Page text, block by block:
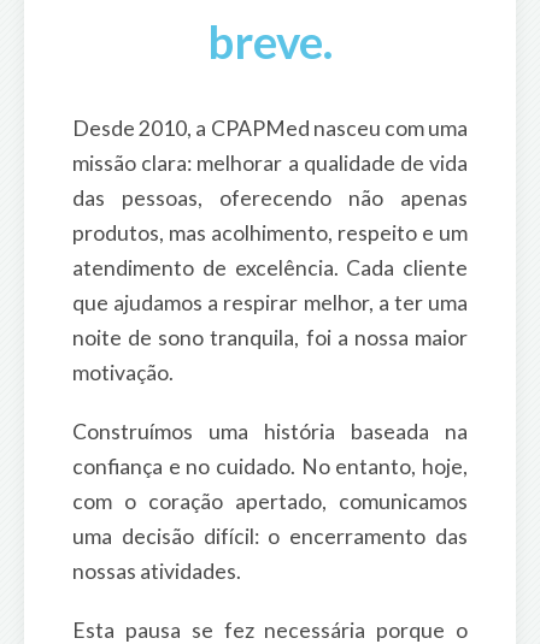
breve.
Desde 2010, a CPAPMed nasceu com uma
missão clara: melhorar a qualidade de vida
das pessoas, oferecendo não apenas
produtos, mas acolhimento, respeito e um
atendimento de excelência. Cada cliente
que ajudamos a respirar melhor, a ter uma
noite de sono tranquila, foi a nossa maior
motivação.
Construímos uma história baseada na
confiança e no cuidado. No entanto, hoje,
com o coração apertado, comunicamos
uma decisão difícil: o encerramento das
nossas atividades.
Esta pausa se fez necessária porque o